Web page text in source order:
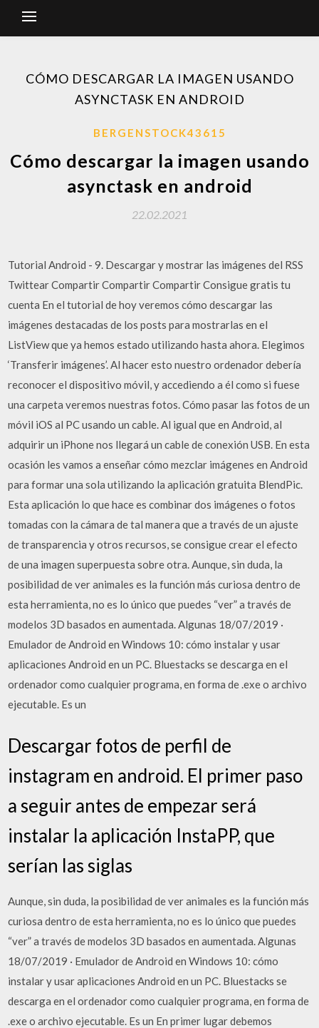
CÓMO DESCARGAR LA IMAGEN USANDO
ASYNCTASK EN ANDROID
BERGENSTOCK43615
Cómo descargar la imagen usando
asynctask en android
22.02.2021
Tutorial Android - 9. Descargar y mostrar las imágenes del RSS
Twittear Compartir Compartir Compartir Consigue gratis tu
cuenta En el tutorial de hoy veremos cómo descargar las
imágenes destacadas de los posts para mostrarlas en el
ListView que ya hemos estado utilizando hasta ahora. Elegimos
‘Transferir imágenes’. Al hacer esto nuestro ordenador debería
reconocer el dispositivo móvil, y accediendo a él como si fuese
una carpeta veremos nuestras fotos. Cómo pasar las fotos de un
móvil iOS al PC usando un cable. Al igual que en Android, al
adquirir un iPhone nos llegará un cable de conexión USB. En esta
ocasión les vamos a enseñar cómo mezclar imágenes en Android
para formar una sola utilizando la aplicación gratuita BlendPic.
Esta aplicación lo que hace es combinar dos imágenes o fotos
tomadas con la cámara de tal manera que a través de un ajuste
de transparencia y otros recursos, se consigue crear el efecto
de una imagen superpuesta sobre otra. Aunque, sin duda, la
posibilidad de ver animales es la función más curiosa dentro de
esta herramienta, no es lo único que puedes “ver” a través de
modelos 3D basados en aumentada. Algunas 18/07/2019 ·
Emulador de Android en Windows 10: cómo instalar y usar
aplicaciones Android en un PC. Bluestacks se descarga en el
ordenador como cualquier programa, en forma de .exe o archivo
ejecutable. Es un
Descargar fotos de perfil de
instagram en android. El primer paso
a seguir antes de empezar será
instalar la aplicación InstaPP, que
serían las siglas
Aunque, sin duda, la posibilidad de ver animales es la función más
curiosa dentro de esta herramienta, no es lo único que puedes
“ver” a través de modelos 3D basados en aumentada. Algunas
18/07/2019 · Emulador de Android en Windows 10: cómo
instalar y usar aplicaciones Android en un PC. Bluestacks se
descarga en el ordenador como cualquier programa, en forma de
.exe o archivo ejecutable. Es un En primer lugar debemos